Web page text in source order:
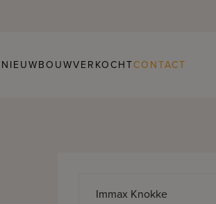
NIEUWBOUWVERKOCHTCONTACT